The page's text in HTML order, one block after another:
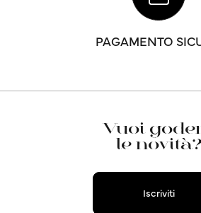
PAGAMENTO
Vuoi
le novità?
Iscriviti